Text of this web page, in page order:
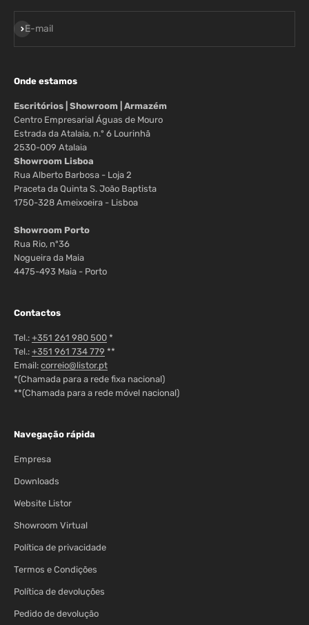
E-mail
Assinar
Onde estamos
Escritórios | Showroom | Armazém
Centro Empresarial Águas de Mouro
Estrada da Atalaia, n.º 6 Lourinhã
2530-009 Atalaia
Showroom Lisboa
Rua Alberto Barbosa - Loja 2
Praceta da Quinta S. João Baptista
1750-328 Ameixoeira - Lisboa
Showroom Porto
Rua Rio, nº36
Nogueira da Maia
4475-493 Maia - Porto
Contactos
Tel.: +351 261 980 500 *
Tel.: +351 961 734 779 **
Email: correio@listor.pt
*(Chamada para a rede fixa nacional)
**(Chamada para a rede móvel nacional)
Navegação rápida
Empresa
Downloads
Website Listor
Showroom Virtual
Política de privacidade
Termos e Condições
Política de devoluções
Pedido de devolução